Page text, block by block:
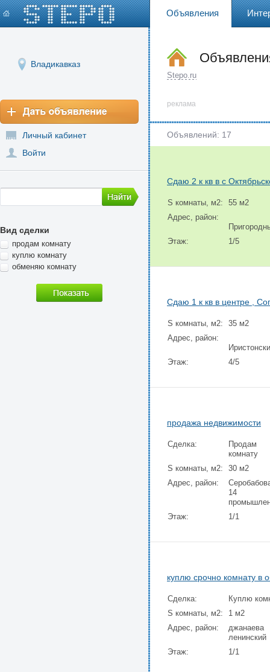
Объявления
Владикавказ
Личный кабинет
Войти
Вид сделки
продам комнату
куплю комнату
обменяю комнату
Stepo.ru
реклама
Объявлений: 17
Сдаю 2 к кв в с
S комнаты, м2:
55 м2
Адрес, район:
Этаж:
1/5
Сдаю 1 к кв в центре ,
S комнаты, м2:
35 м2
Адрес, район:
Этаж:
4/5
продажа недвижимости
Сделка:
Продам
комнату
S комнаты, м2:
30 м2
Адрес, район:
14
Этаж:
1/1
куплю срочно комнату в
Сделка:
Куплю
S комнаты, м2:
1 м2
Адрес, район:
джанаева
ленинский
Этаж:
1/1